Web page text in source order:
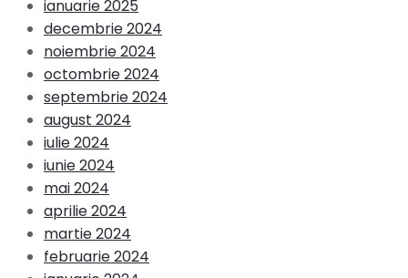
ianuarie 2025
decembrie 2024
noiembrie 2024
octombrie 2024
septembrie 2024
august 2024
iulie 2024
iunie 2024
mai 2024
aprilie 2024
martie 2024
februarie 2024